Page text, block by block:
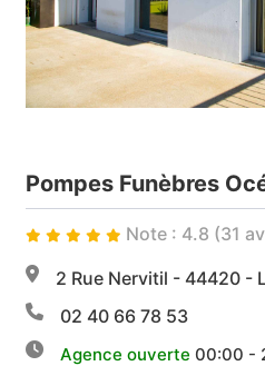
Pompes Funèbres
Note : 4.8 (31
2 Rue Nervitil - 44420 -
02 40 66 78 53
Agence ouverte 00:00 -